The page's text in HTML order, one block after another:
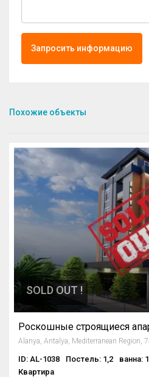
Запросить информацию
Похожие объекты
SOLD OUT !
ID: AL-1038 Постель: 1,2 ванна: 1
Квартира